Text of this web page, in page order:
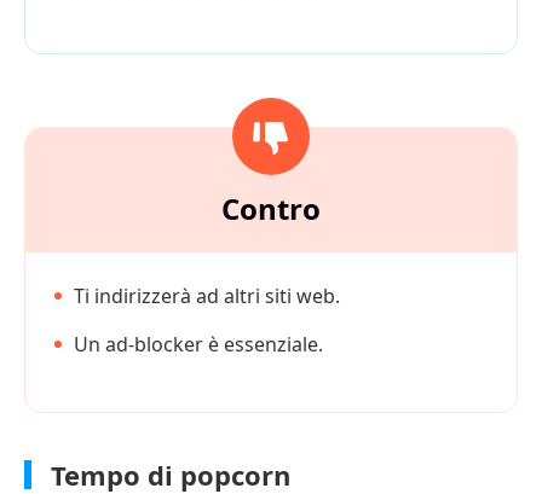
Contro
Ti indirizzerà ad altri siti web.
Un ad-blocker è essenziale.
Tempo di popcorn